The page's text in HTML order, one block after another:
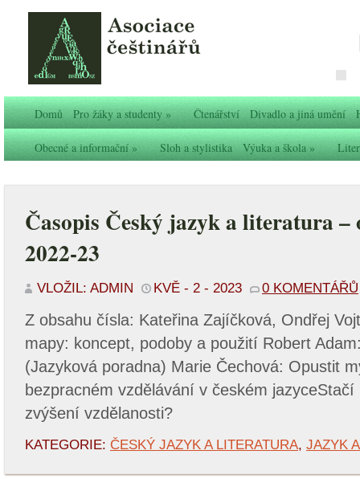
Domů Pro žáky a studenty» Čtenářství Divadlo a jiná umění
Obecné a informační» Sloh a stylistika Výuka a škola»
Časopis Český jazyk a literatura –
2022-23
VLOŽIL: ADMIN KVĚ - 2 - 2023 0 KOMENTÁŘŮ
Z obsahu čísla: Kateřina Zajíčková, Ondřej
mapy: koncept, podoby a použití Robert
(Jazyková poradna) Marie Čechová: Opustit
bezpracném vzdělávání v českém jazyceStačí
zvýšení vzdělanosti?
KATEGORIE: ČESKÝ JAZYK A LITERATURA, JAZYK